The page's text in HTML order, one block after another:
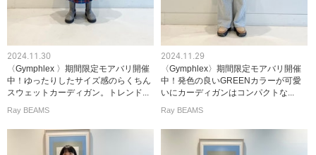
2024.11.30
〈Gymphlex 〉期間限定モアバリ開催
中！ゆったりしたサイズ感のらくちん
スウェットカーディガン。トレンド...
Ray BEAMS
2024.11.29
〈Gymphlex〉期間限定モアバリ開催
中！発色の良いGREENカラーが可愛
いにカーディガンはコンパクトな...
Ray BEAMS